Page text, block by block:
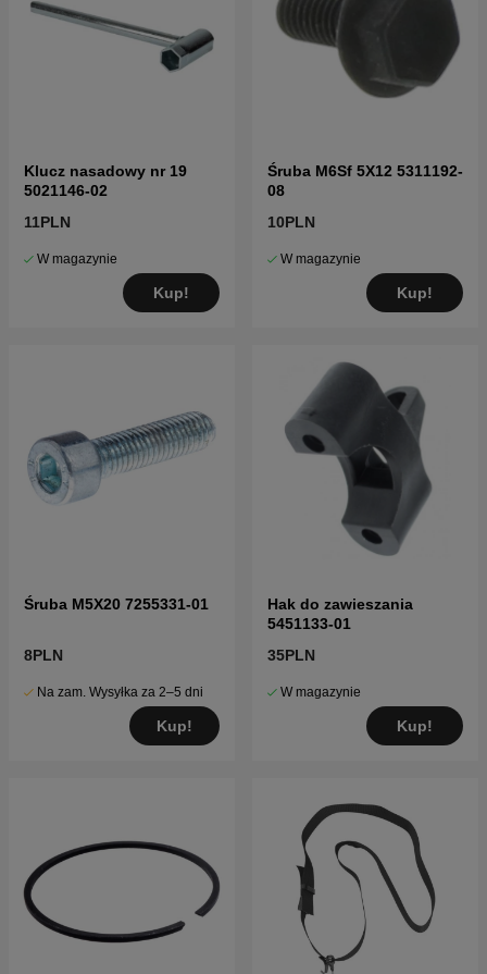
Klucz nasadowy nr 19
5021146-02
11PLN
W magazynie
Kup!
Śruba M6Sf 5X12 5311192-
08
10PLN
W magazynie
Kup!
Śruba M5X20 7255331-01
8PLN
Na zam. Wysyłka za 2–5 dni
Kup!
Hak do zawieszania
5451133-01
35PLN
W magazynie
Kup!